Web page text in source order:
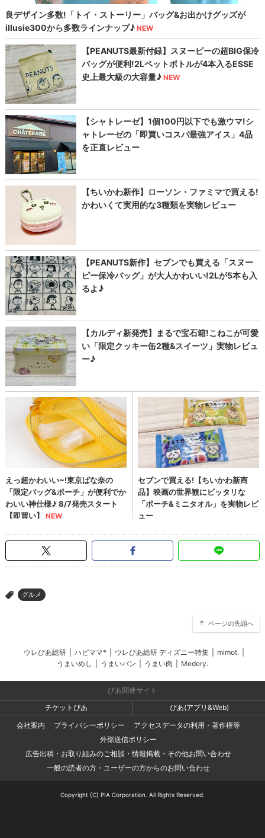
> グルメ
ページの先頭へ
ウレぴあ総研 ハピママ* ウレぴあ総研 ディズニー特集 mimot.
うまいめし
うまいパン うまい肉 Medery.
ぴあ関連サイト
チケットぴあ
ぴあ(アプリ&Web)
会社案内
プライバシーポリシー
アクセスデータの利用・著作権等
外部送信ポリシー
広告出稿・お取り組みのご相談・情報掲載・その他お問い合わせ
一般の読者の方・ユーザーの方からのお問い合わせ
Copyright (C) PIA Corporation. All Rights Reserved.